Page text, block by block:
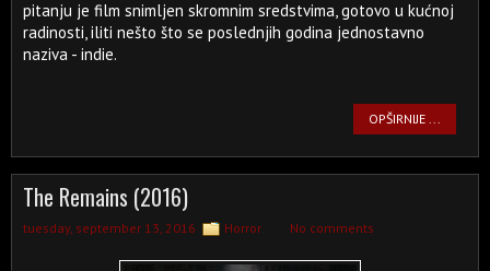
pitanju je film snimljen skromnim sredstvima, gotovo u kućnoj
radinosti, iliti nešto što se poslednjih godina jednostavno
naziva - indie.
OPŠIRNIJE ...
The Remains (2016)
tuesday, september 13, 2016 Horror No comments